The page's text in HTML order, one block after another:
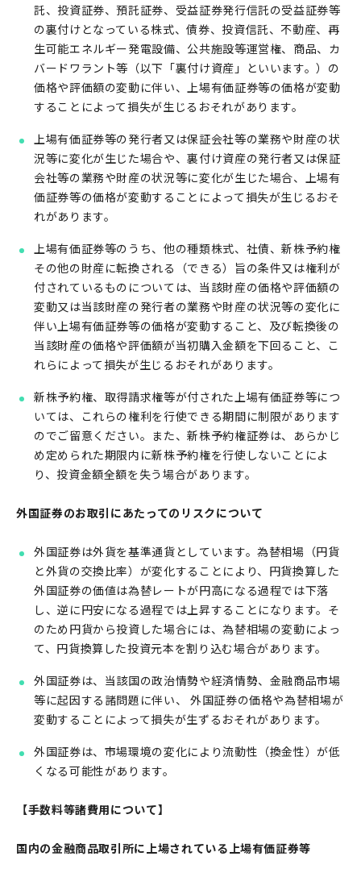
託、投資証券、預託証券、受益証券発行信託の受益証券等
の裏付けとなっている株式、債券、投資信託、不動産、再
生可能エネルギー発電設備、公共施設等運営権、商品、カ
バードワラント等（以下「裏付け資産」といいます。）の
価格や評価額の変動に伴い、上場有価証券等の価格が変動
することによって損失が生じるおそれがあります。
上場有価証券等の発行者又は保証会社等の業務や財産の状
況等に変化が生じた場合や、裏付け資産の発行者又は保証
会社等の業務や財産の状況等に変化が生じた場合、上場有
価証券等の価格が変動することによって損失が生じるおそ
れがあります。
上場有価証券等のうち、他の種類株式、社債、新株予約権
その他の財産に転換される（できる）旨の条件又は権利が
付されているものについては、当該財産の価格や評価額の
変動又は当該財産の発行者の業務や財産の状況等の変化に
伴い上場有価証券等の価格が変動すること、及び転換後の
当該財産の価格や評価額が当初購入金額を下回ること、こ
れらによって損失が生じるおそれがあります。
新株予約権、取得請求権等が付された上場有価証券等につ
いては、これらの権利を行使できる期間に制限があります
のでご留意ください。また、新株予約権証券は、あらかじ
め定められた期限内に新株予約権を行使しないことによ
り、投資金額全額を失う場合があります。
外国証券のお取引にあたってのリスクについて
外国証券は外貨を基準通貨としています。為替相場（円貨
と外貨の交換比率）が変化することにより、円貨換算した
外国証券の価値は為替レートが円高になる過程では下落
し、逆に円安になる過程では上昇することになります。そ
のため円貨から投資した場合には、為替相場の変動によっ
て、円貨換算した投資元本を割り込む場合があります。
外国証券は、当該国の政治情勢や経済情勢、金融商品市場
等に起因する諸問題に伴い、 外国証券の価格や為替相場が
変動することによって損失が生ずるおそれがあります。
外国証券は、市場環境の変化により流動性（換金性）が低
くなる可能性があります。
【手数料等諸費用について】
国内の金融商品取引所に上場されている上場有価証券等